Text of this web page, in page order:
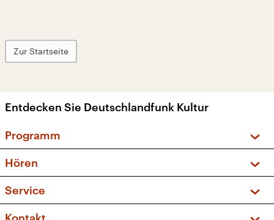
Zur Startseite
Entdecken Sie Deutschlandfunk Kultur
Programm
Sendungen und Podcasts
Musikliste
Kakadu – Das Kinderprogramm
Hören
Frequenzen (UKW + DAB+)
Service
FAQ